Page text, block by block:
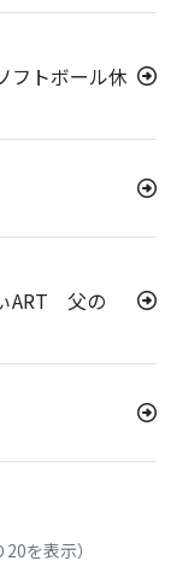
フトボール休
ART 父の
を表示）